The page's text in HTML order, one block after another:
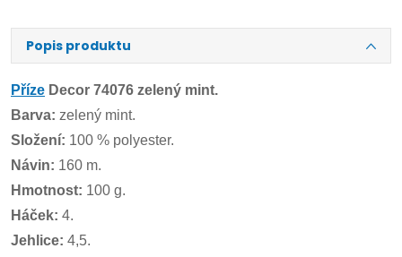
Popis produktu
Příze Decor 74076 zelený mint.
Barva: zelený mint.
Složení: 100 % polyester.
Návin: 160 m.
Hmotnost: 100 g.
Háček: 4.
Jehlice: 4,5.